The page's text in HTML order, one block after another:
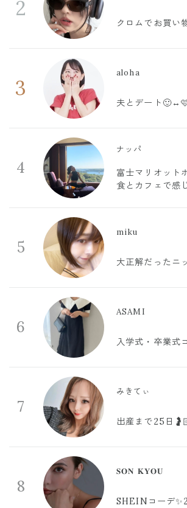
2
クロムでお買い
3
aloha
夫とデート
4
ナッパ
富士マリオット
食とカフェで感
5
miku
大正解だったニ
6
ASAMI
入学式・卒業式
7
みきてぃ
出産まで25日
8
𝐒𝐎𝐍 𝐊𝐘𝐎𝐔
SHEINコーデ